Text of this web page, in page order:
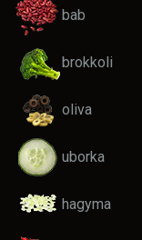
bab
brokkoli
oliva
uborka
hagyma